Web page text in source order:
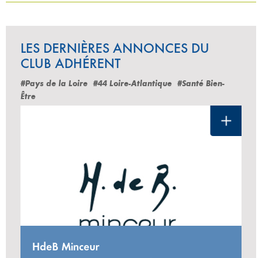
LES DERNIÈRES ANNONCES DU
CLUB ADHÉRENT
#Pays de la Loire #44 Loire-Atlantique #Santé Bien-
Être
HdeB Minceur